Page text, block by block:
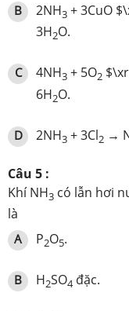
B 2NH3 + 3CuO
3H2O.
C 4NH3 + 5O2
6H2O.
D 2NH3 + 3Cl2 →
Câu 5 :
Khí NH3 có lẫn hơi
là
A P2O5.
B H2SO4 đặc.